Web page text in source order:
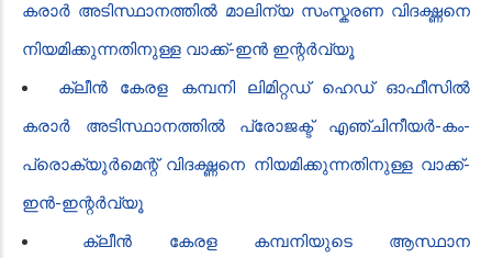
കരാർ അടിസ്ഥാനത്തിൽ മാലിന്യ സംസ്കരണ വിദഗ്ദ്ധനെ
നിയമിക്കുന്നതിനുള്ള വാക്ക്-ഇൻ ഇന്റർവ്യൂ
ക്ലീൻ കേരള കമ്പനി ലിമിറ്റഡ് ഹെഡ് ഓഫീസിൽ
കരാർ അടിസ്ഥാനത്തിൽ പ്രോജക്ട് എഞ്ചിനീയർ-കം-
പ്രൊക്യുർമെന്റ് വിദഗ്ദ്ധനെ നിയമിക്കുന്നതിനുള്ള വാക്ക്-
ഇൻ-ഇന്റർവ്യൂ
ക്ലീൻ കേരള കമ്പനിയുടെ ആസ്ഥാന